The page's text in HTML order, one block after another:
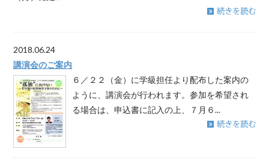
2018.06.24
講演会のご案内
６／２２（金）に学級担任より配布した案内の
ように、講演会が行われます。参加を希望され
る場合は、申込書に記入の上、７月６...